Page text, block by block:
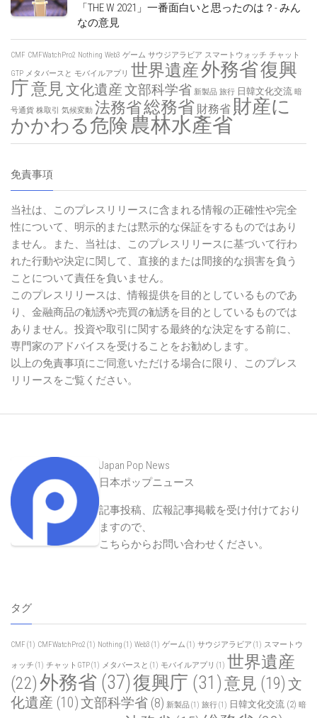
「THE W 2021」一番面白いと思ったのは？- みん
なの意見
CMF CMFWatchPro2 Nothing Web3 ゲーム サウジアラビア スマートウォッチ チャット
GTP メタバースと モバイルアプリ 世界遺産外務省復興
庁意見文化遺産文部科学省 新製品 旅行 日韓文化交流 暗
号通貨 株取引 気候変動 法務省総務省 財務省 財産に
かかわる危険 農林水產省
免責事項
当社は、このプレスリリースに含まれる情報の正確性や完全
性について、明示的または黙示的な保証をするものではあり
ません。また、当社は、このプレスリリースに基づいて行わ
れた行動や決定に関して、直接的または間接的な損害を負う
ことについて責任を負いません。
このプレスリリースは、情報提供を目的としているものであ
り、金融商品の勧誘や売買の勧誘を目的としているものでは
ありません。投資や取引に関する最終的な決定をする前に、
専門家のアドバイスを受けることをお勧めします。
以上の免責事項にご同意いただける場合に限り、このプレス
リリースをご覧ください。
Japan Pop News
日本ポップニュース
記事投稿、広報記事掲載を受け付けており
ますので、
こちらからお問い合わせください。
タグ
CMF (1) CMFWatchPro2 (1) Nothing (1) Web3 (1) ゲーム (1) サウジアラビア (1) スマートウ
ォッチ (1) チャットGTP(1) メタバースと (1) モバイルアプリ (1) 世界遺産
(22)外務省 (37)復興庁 (31)意見 (19) 文
化遺産 (10)文部科学省 (8) 新製品(1) 旅行(1) 日韓文化交流 (2) 暗